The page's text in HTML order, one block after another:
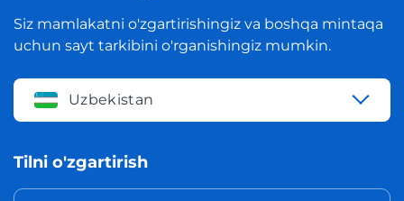
Siz mamlakatni o'zgartirishingiz va boshqa mintaqa
uchun sayt tarkibini o'rganishingiz mumkin.
Uzbekistan
Tilni o'zgartirish